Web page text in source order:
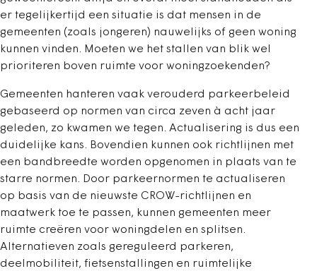
er tegelijkertijd een situatie is dat mensen in de
gemeenten (zoals jongeren) nauwelijks of geen woning
kunnen vinden. Moeten we het stallen van blik wel
prioriteren boven ruimte voor woningzoekenden?
Gemeenten hanteren vaak verouderd parkeerbeleid
gebaseerd op normen van circa zeven à acht jaar
geleden, zo kwamen we tegen. Actualisering is dus een
duidelijke kans. Bovendien kunnen ook richtlijnen met
een bandbreedte worden opgenomen in plaats van te
starre normen. Door parkeernormen te actualiseren
op basis van de nieuwste CROW-richtlijnen en
maatwerk toe te passen, kunnen gemeenten meer
ruimte creëren voor woningdelen en splitsen.
Alternatieven zoals gereguleerd parkeren,
deelmobiliteit, fietsenstallingen en ruimtelijke